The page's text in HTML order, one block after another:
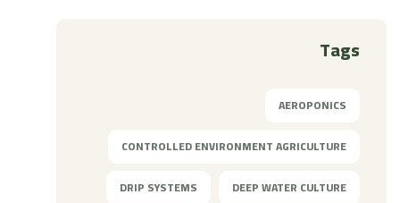
Tags
AEROPONICS
CONTROLLED ENVIRONMENT AGRICULTURE
DEEP WATER CULTURE
DRIP SYSTEMS